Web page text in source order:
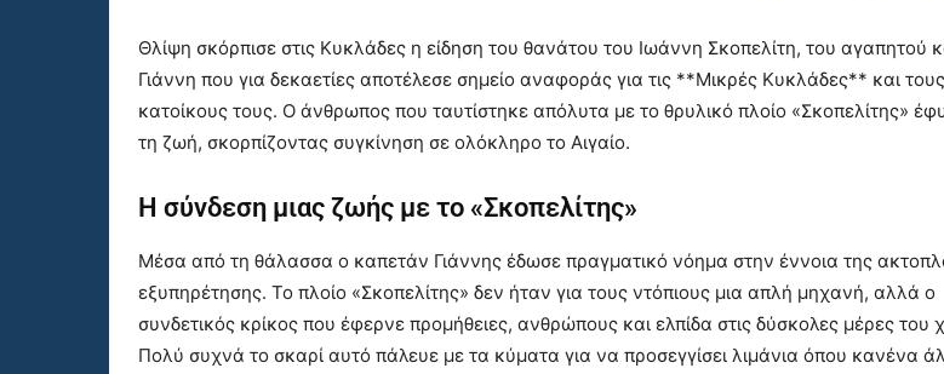
Θλίψη σκόρπισε στις Κυκλάδες η είδηση του θανάτου του Ιωάννη Σκοπελίτη, του αγαπητού
Γιάννη που για δεκαετίες αποτέλεσε σημείο αναφοράς για τις **Μικρές Κυκλάδες** και τους
κατοίκους τους. Ο άνθρωπος που ταυτίστηκε απόλυτα με το θρυλικό πλοίο «Σκοπελίτης»
τη ζωή, σκορπίζοντας συγκίνηση σε ολόκληρο το Αιγαίο.
Η σύνδεση μιας ζωής με το «Σκοπελίτης»
Μέσα από τη θάλασσα ο καπετάν Γιάννης έδωσε πραγματικό νόημα στην έννοια της
εξυπηρέτησης. Το πλοίο «Σκοπελίτης» δεν ήταν για τους ντόπιους μια απλή μηχανή, αλλά ο
συνδετικός κρίκος που έφερνε προμήθειες, ανθρώπους και ελπίδα στις δύσκολες μέρες του
Πολύ συχνά το σκαρί αυτό πάλευε με τα κύματα για να προσεγγίσει λιμάνια όπου κανένα